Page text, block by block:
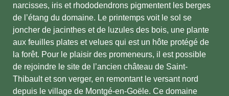
narcisses, iris et rhododendrons pigmentent les berges
de l’étang du domaine. Le printemps voit le sol se
joncher de jacinthes et de luzules des bois, une plante
aux feuilles plates et velues qui est un hôte protégé de
la forêt. Pour le plaisir des promeneurs, il est possible
de rejoindre le site de l’ancien château de Saint-
Thibault et son verger, en remontant le versant nord
depuis le village de Montgé-en-Goële. Ce domaine